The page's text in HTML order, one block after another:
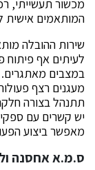
מכשור תעשייתי,
המותאמים אישית
שירות ההובלה
לעיתים אף פיתוח
במצבים מאתגרים.
מעגנים רצף
תתנהל בצורה
יש קשרים עם
מאפשר ביצוע
ס.מ.א אחסנה